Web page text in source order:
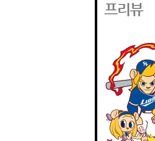
프리뷰